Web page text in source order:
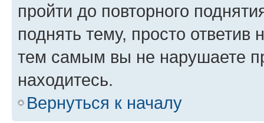
пройти до повторного
поднять тему, просто ответив
тем самым вы не нарушаете
находитесь.
Вернуться к началу